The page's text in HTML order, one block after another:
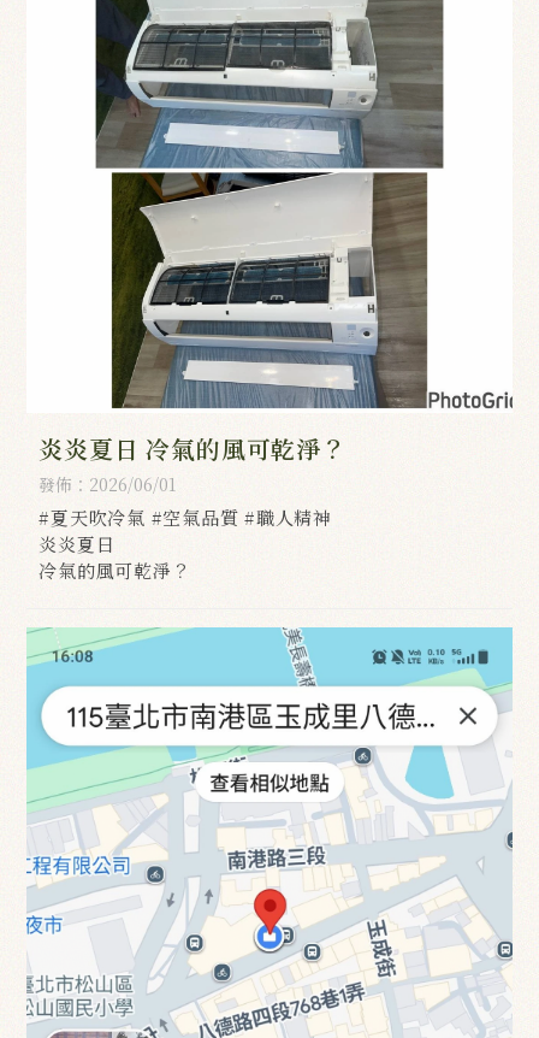
炎炎夏日 冷氣的風可乾淨？
發佈：2026/06/01
#夏天吹冷氣 #空氣品質 #職人精神
炎炎夏日
冷氣的風可乾淨？